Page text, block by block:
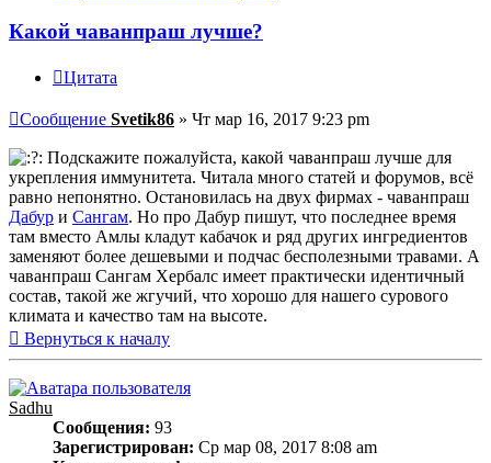
Какой чаванпраш лучше?
Цитата
Сообщение Svetik86 » Чт мар 16, 2017 9:23 pm
Подскажите пожалуйста, какой чаванпраш лучше для
укрепления иммунитета. Читала много статей и форумов, всё
равно непонятно. Остановилась на двух фирмах - чаванпраш
Дабур и Сангам. Но про Дабур пишут, что последнее время
там вместо Амлы кладут кабачок и ряд других ингредиентов
заменяют более дешевыми и подчас бесполезными травами. А
чаванпраш Сангам Хербалс имеет практически идентичный
состав, такой же жгучий, что хорошо для нашего сурового
климата и качество там на высоте.
Вернуться к началу
Sadhu
Сообщения: 93
Зарегистрирован: Ср мар 08, 2017 8:08 am